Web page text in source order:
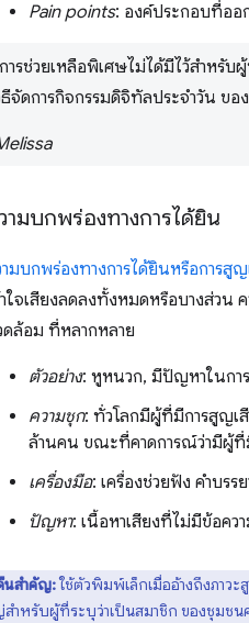
Pain points: องค์ประกอบที่ออ
ารช่วยเหลือพิเศษไม่ได้มีไว้สำหรับ
จัดการกิจกรรมดิจิทัลประจำวัน ขอ
ามบกพร่องทางการได้ยิน
มบกพร่องทางการได้ยินหรือการสูญ
ใจเสียงลดลงทั้งหมดหรือบางส่วน
ดล้อม ที่หลากหลาย
ตัวอย่าง: หูหนวก, มีปัญหาในกา
ความชุก: ทั่วโลกมีผู้ที่มีการสูญเ
ล้านคน ขณะที่คาดการณ์ว่ามีผู้
เครื่องมือ: เครื่องช่วยฟัง คำบร
ปัญหา: เนื้อหาเสียงที่ไม่มีข้อคว
นสำคัญ:ใช้ตัวพิมพ์เล็กเมื่ออ้างถึงภาว
หรับผู้ที่ระบุว่าเป็นสมาชิก ของชุมช